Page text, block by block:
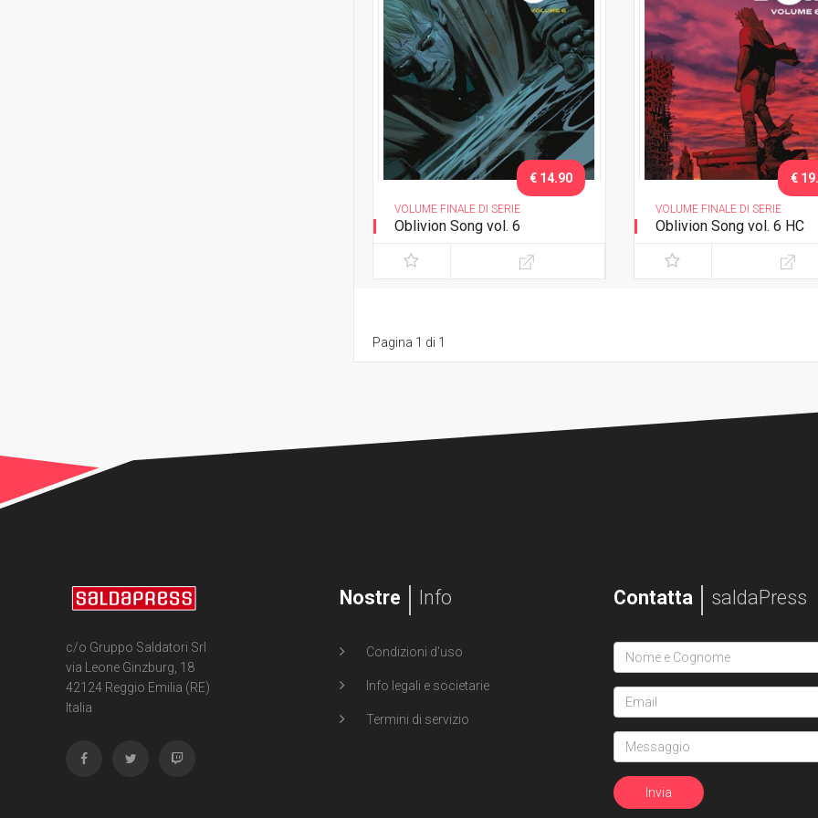
VOLUME FINALE DI SERIE
Oblivion Song vol. 6
€ 14.90
VOLUME FINALE DI SERIE
Oblivion Song vol. 6 HC
€
Pagina 1 di 1
c/o Gruppo Saldatori Srl
via Leone Ginzburg, 18
42124 Reggio Emilia (RE)
Italia
Nostre Info
Condizioni d'uso
Info legali e societarie
Termini di servizio
Contatta saldaPress